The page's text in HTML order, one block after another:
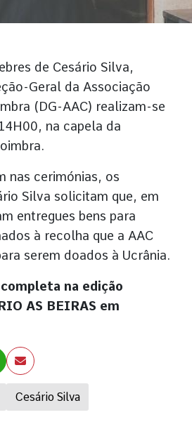
Cesário Silva
de Cesário Silva,
Geral da Associação
(DG-AAC) realizam-se
na capela da
nas cerimónias, os
Silva solicitam que, em
entregues bens para
à recolha que a AAC
serem doados à Ucrânia.
na edição
AS BEIRAS em